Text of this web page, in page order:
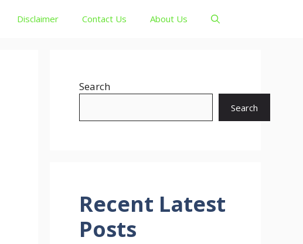
Disclaimer Contact Us About Us
Search
Search
Recent Latest
Posts